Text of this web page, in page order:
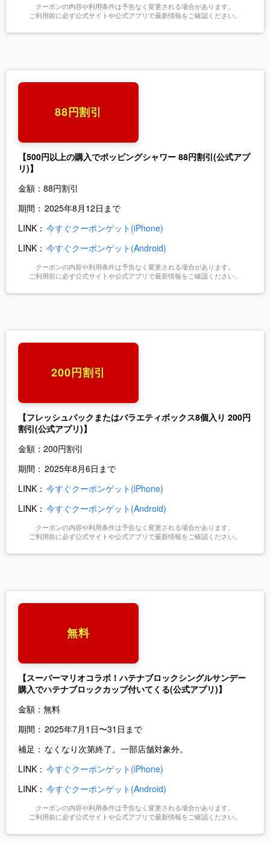
クーポンの内容や利用条件は予告なく変更される場合があります。
ご利用前に必ず公式サイトや公式アプリで最新情報をご確認ください。
88円割引
【500円以上の購入でポッピングシャワー 88円割引(公式アプ
リ)】
金額： 88円割引
期間： 2025年8月12日まで
LINK： 今すぐクーポンゲット(iPhone)
LINK： 今すぐクーポンゲット(Android)
クーポンの内容や利用条件は予告なく変更される場合があります。
ご利用前に必ず公式サイトや公式アプリで最新情報をご確認ください。
200円割引
【フレッシュパックまたはバラエティボックス8個入り 200円
割引(公式アプリ)】
金額： 200円割引
期間： 2025年8月6日まで
LINK： 今すぐクーポンゲット(iPhone)
LINK： 今すぐクーポンゲット(Android)
クーポンの内容や利用条件は予告なく変更される場合があります。
ご利用前に必ず公式サイトや公式アプリで最新情報をご確認ください。
無料
【スーパーマリオコラボ！ハテナブロックシングルサンデー
購入でハテナブロックカップ付いてくる(公式アプリ)】
金額： 無料
期間： 2025年7月1日〜31日まで
補足： なくなり次第終了。一部店舗対象外。
LINK： 今すぐクーポンゲット(iPhone)
LINK： 今すぐクーポンゲット(Android)
クーポンの内容や利用条件は予告なく変更される場合があります。
ご利用前に必ず公式サイトや公式アプリで最新情報をご確認ください。